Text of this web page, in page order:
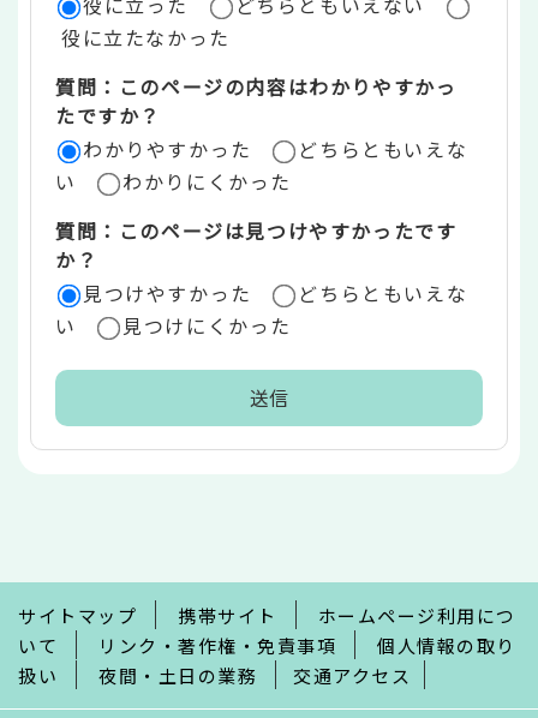
価
リ
ア
役に立たなかった
質問：このページの内容はわかりやすかっ
たですか？
わかりやすかった
どちらともいえな
い
わかりにくかった
質問：このページは見つけやすかったです
か？
見つけやすかった
どちらともいえな
い
見つけにくかった
で
サイトマップ 携帯サイト
ホームページ利用につ
いて
リンク・著作権・免責事項
個人情報の取り
扱い
夜間・土日の業務 交通アクセス